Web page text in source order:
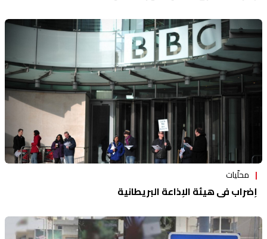
محلّيات
إضراب في هيئة الإذاعة البريطانية